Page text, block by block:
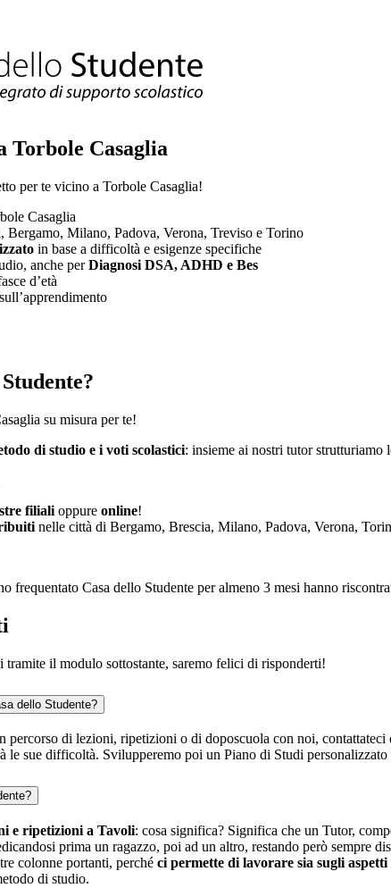
Torbole Casaglia
per te vicino a Torbole Casaglia!
Casaglia
Bergamo, Milano, Padova, Verona, Treviso e Torino
in base a difficoltà e esigenze specifiche
anche perDiagnosi DSA, ADHD e Bes
d’età
sull’apprendimento
su misura per te!
di studio e i voti scolastici: insieme ai nostri tutor strutturiamo
filiali oppure online!
nelle città di Bergamo, Brescia, Milano, Padova, Verona,
frequentato Casa dello Studente per almeno 3 mesi hanno
tramite il modulo sottostante, saremo felici di risponderti!
dello Studente?
percorso di lezioni, ripetizioni o di doposcuola con noi,
le sue difficoltà. Svilupperemo poi un Piano di Studi
e ripetizioni a Tavoli: cosa significa? Significa che un Tutor,
prima un ragazzo, poi ad un altro, restando però sempre
colonne portanti, perché ci permette di lavorare sia sugli
di studio.